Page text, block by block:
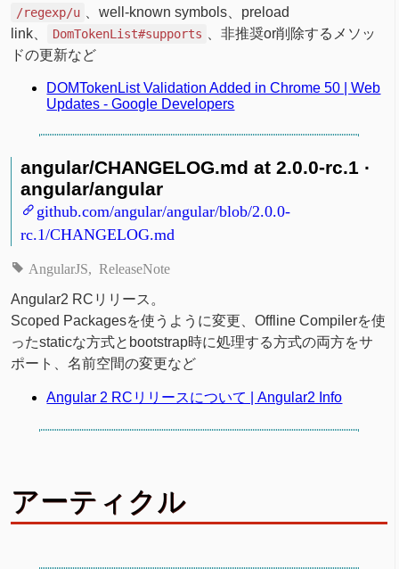
/regexp/u
、well-known symbols、preload
link、
DomTokenList#supports
、非推奨or削除するメソッ
ドの更新など
DOMTokenList Validation Added in Chrome 50 | Web
Updates - Google Developers
angular/CHANGELOG.md at 2.0.0-rc.1 ·
angular/angular
github.com/angular/angular/blob/2.0.0-
rc.1/CHANGELOG.md
AngularJS ReleaseNote
Angular2 RCリリース。
Scoped Packagesを使うように変更、Offline Compilerを使
ったstaticな方式とbootstrap時に処理する方式の両方をサ
ポート、名前空間の変更など
Angular 2 RCリリースについて | Angular2 Info
アーティクル